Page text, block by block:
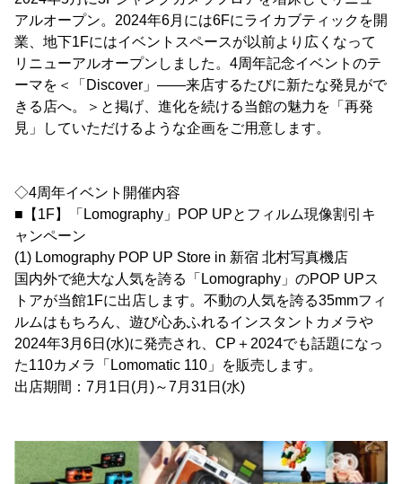
アルオープン。2024年6月には6Fにライカブティックを開
業、地下1Fにはイベントスペースが以前より広くなって
リニューアルオープンしました。4周年記念イベントのテ
ーマを＜「Discover」――来店するたびに新たな発見がで
きる店へ。＞と掲げ、進化を続ける当館の魅力を「再発
見」していただけるような企画をご用意します。
◇4周年イベント開催内容
■【1F】「Lomography」POP UPとフィルム現像割引キ
ャンペーン
(1) Lomography POP UP Store in 新宿 北村写真機店
国内外で絶大な人気を誇る「Lomography」のPOP UPス
トアが当館1Fに出店します。不動の人気を誇る35mmフィ
ルムはもちろん、遊び心あふれるインスタントカメラや
2024年3月6日(水)に発売され、CP＋2024でも話題になっ
た110カメラ「Lomomatic 110」を販売します。
出店期間：7月1日(月)～7月31日(水)